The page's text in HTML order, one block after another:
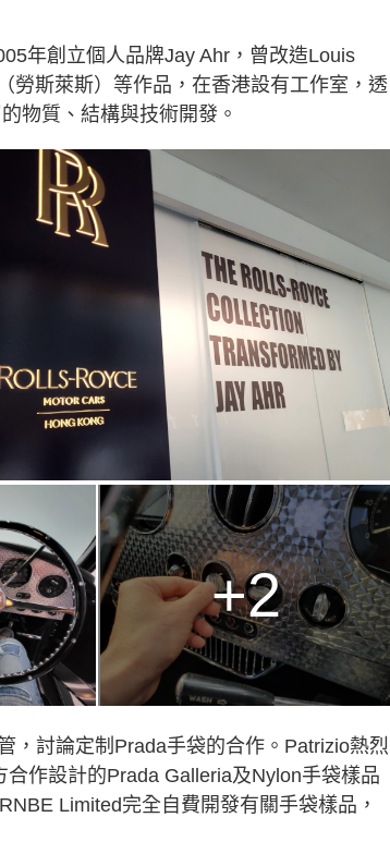
年創立個人品牌Jay Ahr，曾改造Louis
勞斯萊斯）等作品，在香港設有工作室，透
物質、結構與技術開發。
+2
，討論定制Prada手袋的合作。Patrizio熱烈
作設計的Prada Galleria及Nylon手袋樣品
Limited完全自費開發有關手袋樣品，